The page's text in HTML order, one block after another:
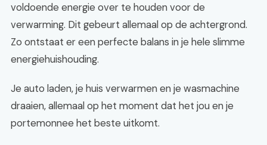
voldoende energie over te houden voor de
verwarming. Dit gebeurt allemaal op de achtergrond.
Zo ontstaat er een perfecte balans in je hele slimme
energiehuishouding.
Je auto laden, je huis verwarmen en je wasmachine
draaien, allemaal op het moment dat het jou en je
portemonnee het beste uitkomt.